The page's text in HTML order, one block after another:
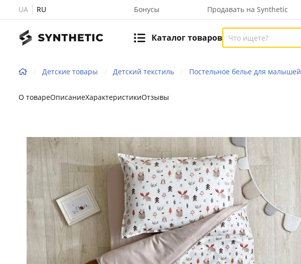
UA RU Бонусы Продавать на Synthetic
Каталог товаров
Детские товары Детский текстиль Постельное белье для малышей
О товареОписаниеХарактеристикиОтзывы